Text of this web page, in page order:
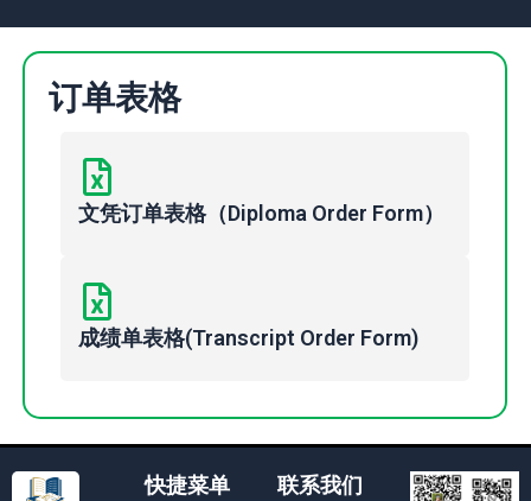
订单表格
文凭订单表格（Diploma Order Form）
成绩单表格(Transcript Order Form)
快捷菜单 联系我们